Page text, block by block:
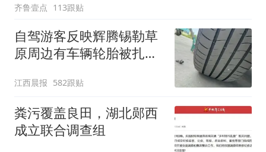
齐鲁壹点 113跟贴
自驾游客反映辉腾锡勒草
原周边有车辆轮胎被扎，
元，官方发布情况通报
江西晨报 582跟贴
粪污覆盖良田，湖北郧西
成立联合调查组